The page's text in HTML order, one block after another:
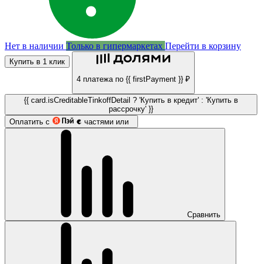
Нет в наличии Только в гипермаркетах Перейти в корзину
Купить в 1 клик
4 платежа по {{ firstPayment }} ₽
{{ card.isCreditableTinkoffDetail ? 'Купить в кредит' : 'Купить в
рассрочку' }}
Оплатить с
частями или
Сравнить